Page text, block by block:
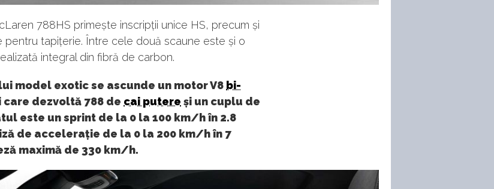
788HS primește inscripții unice HS, precum și
pentru tapițerie. Între cele două scaune este și o
integral din fibră de carbon.
model exotic se ascunde un motor V8 bi-
care dezvoltă 788 de cai putere și un cuplu de
este un sprint de la 0 la 100 km/h în 2.8
de accelerație de la 0 la 200 km/h în 7
maximă de 330 km/h.